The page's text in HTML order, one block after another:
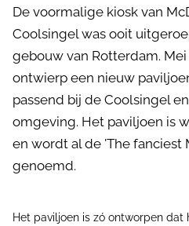
De voormalige kiosk van
Coolsingel was ooit
gebouw van Rotterdam.
ontwierp een nieuw
passend bij de Coolsingel
omgeving. Het paviljoen is
en wordt al de 'The fanciest
genoemd.
Het paviljoen is zó ontworpen